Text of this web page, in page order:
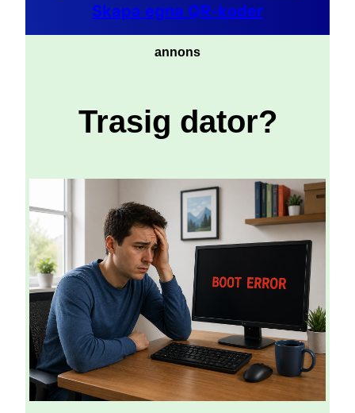
Skapa egna QR-koder
annons
Trasig dator?